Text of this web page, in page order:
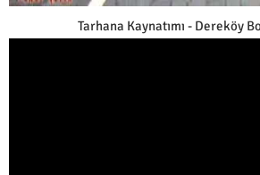
Tarhana Kaynatımı - Dereköy